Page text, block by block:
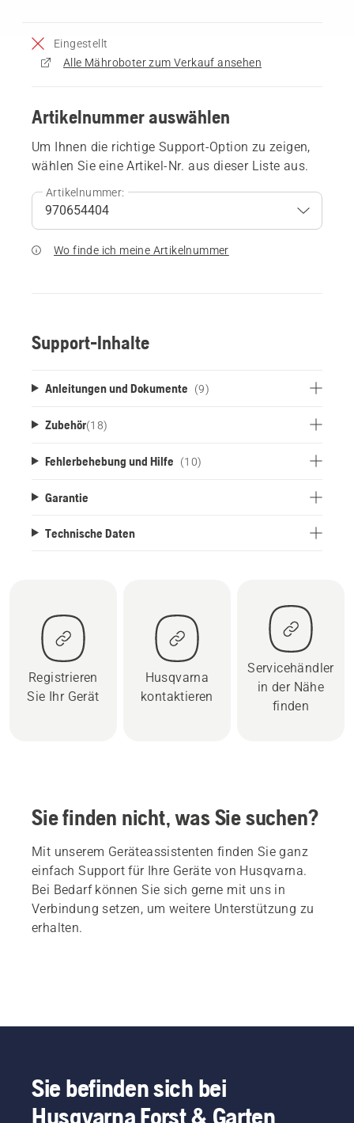
Eingestellt
Alle Mähroboter zum Verkauf ansehen
Artikelnummer auswählen
Um Ihnen die richtige Support-Option zu zeigen,
wählen Sie eine Artikel-Nr. aus dieser Liste aus.
Artikelnummer:
Wo finde ich meine Artikelnummer
Support-Inhalte
Anleitungen und Dokumente (9)
Zubehör(18)
Fehlerbehebung und Hilfe (10)
Garantie
Technische Daten
Registrieren
Sie Ihr Gerät
Husqvarna
kontaktieren
Servicehändler
in der Nähe
finden
Sie finden nicht, was Sie suchen?
Mit unserem Geräteassistenten finden Sie ganz
einfach Support für Ihre Geräte von Husqvarna.
Bei Bedarf können Sie sich gerne mit uns in
Verbindung setzen, um weitere Unterstützung zu
erhalten.
Sie befinden sich bei
Husqvarna Forst & Garten